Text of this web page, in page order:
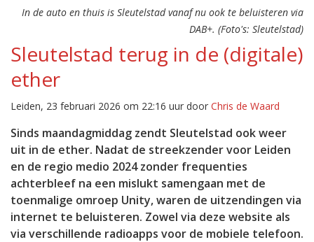
In de auto en thuis is Sleutelstad vanaf nu ook te beluisteren via
DAB+. (Foto's: Sleutelstad)
Sleutelstad terug in de (digitale)
ether
Leiden, 23 februari 2026 om 22:16 uur door Chris de Waard
Sinds maandagmiddag zendt Sleutelstad ook weer
uit in de ether. Nadat de streekzender voor Leiden
en de regio medio 2024 zonder frequenties
achterbleef na een mislukt samengaan met de
toenmalige omroep Unity, waren de uitzendingen via
internet te beluisteren. Zowel via deze website als
via verschillende radioapps voor de mobiele telefoon.